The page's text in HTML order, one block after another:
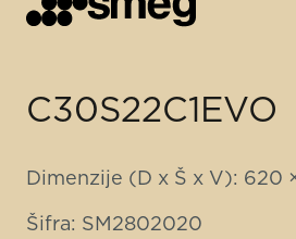
C30S22C1EVO
Dimenzije (D x Š x V): 620
Šifra: SM2802020